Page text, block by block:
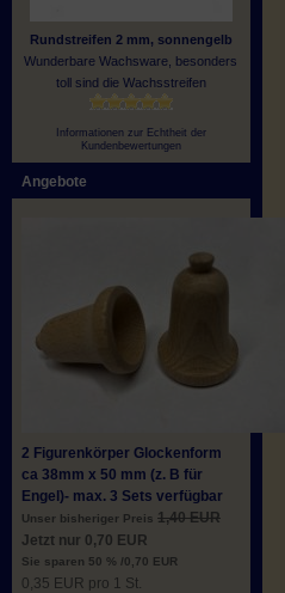
Rundstreifen 2 mm, sonnengelb
Wunderbare Wachsware, besonders
toll sind die Wachsstreifen
Informationen zur Echtheit der
Kundenbewertungen
Angebote
2 Figurenkörper Glockenform
ca 38mm x 50 mm (z. B für
Engel)- max. 3 Sets verfügbar
Unser bisheriger Preis 1,40 EUR
Jetzt nur 0,70 EUR
Sie sparen 50 % /0,70 EUR
0,35 EUR pro 1 St.